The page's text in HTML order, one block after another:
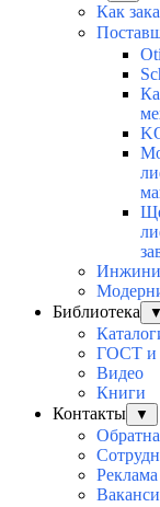
Как
Библиотека
▼
ГОСТ
Видео
Книги
Контакты
▼